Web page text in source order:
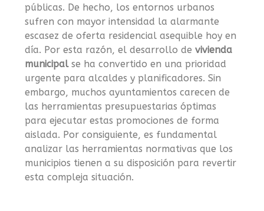
públicas. De hecho, los entornos urbanos
sufren con mayor intensidad la alarmante
escasez de oferta residencial asequible hoy en
día. Por esta razón, el desarrollo devivienda
municipalse ha convertido en una prioridad
urgente para alcaldes y planificadores. Sin
embargo, muchos ayuntamientos carecen de
las herramientas presupuestarias óptimas
para ejecutar estas promociones de forma
aislada. Por consiguiente, es fundamental
analizar las herramientas normativas que los
municipios tienen a su disposición para revertir
esta compleja situación.